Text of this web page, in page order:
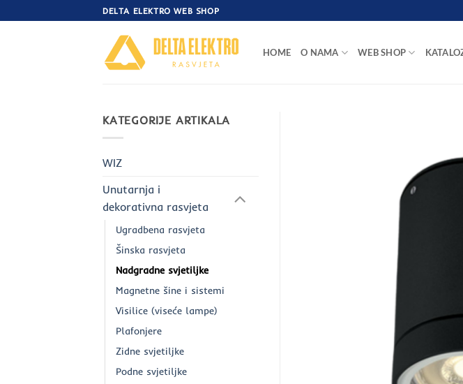
to
DELTA ELEKTRO WEB SHOP
HOME O NAMA WEB SHOP
KATEGORIJE ARTIKALA
WIZ
Unutarnja i
dekorativna rasvjeta
Ugradbena rasvjeta
Šinska rasvjeta
Nadgradne svjetiljke
Magnetne šine i sistemi
Visilice (viseće lampe)
Plafonjere
Zidne svjetiljke
Podne svjetiljke